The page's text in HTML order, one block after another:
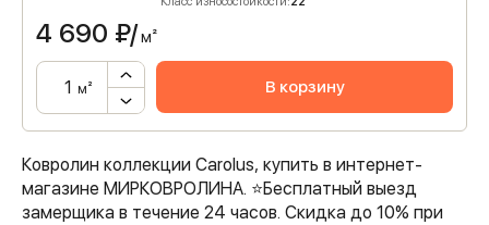
4 690 ₽/м²
м² В корзину
Ковролин коллекции Carolus, купить в интернет-
магазине МИРКОВРОЛИНА. ⭐️Бесплатный выезд
замерщика в течение 24 часов. Скидка до 10% при